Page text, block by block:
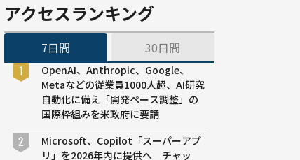
アクセスランキング
7日間 30日間
OpenAI、Anthropic、Google、
Metaなどの従業員1000人超、AI研究
自動化に備え「開発ペース調整」の
国際枠組みを米政府に要請
Microsoft、Copilot「スーパーアプ
リ」を2026年内に提供へ チャッ